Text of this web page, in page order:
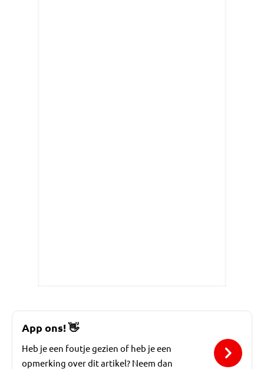
App ons!👋
Heb je een foutje gezien of heb je een
opmerking over dit artikel? Neem dan